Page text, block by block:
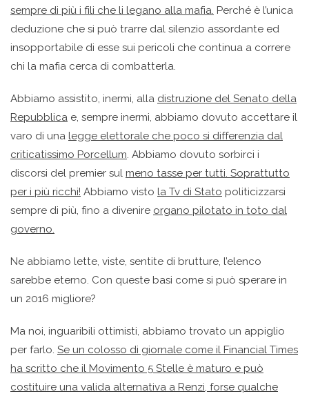
sempre di più i fili che li legano alla mafia. Perché è l’unica
deduzione che si può trarre dal silenzio assordante ed
insopportabile di esse sui pericoli che continua a correre
chi la mafia cerca di combatterla.
Abbiamo assistito, inermi, alla distruzione del Senato della
Repubblica e, sempre inermi, abbiamo dovuto accettare il
varo di una legge elettorale che poco si differenzia dal
criticatissimo Porcellum. Abbiamo dovuto sorbirci i
discorsi del premier sul meno tasse per tutti. Soprattutto
per i più ricchi! Abbiamo visto la Tv di Stato politicizzarsi
sempre di più, fino a divenire organo pilotato in toto dal
governo.
Ne abbiamo lette, viste, sentite di brutture, l’elenco
sarebbe eterno. Con queste basi come si può sperare in
un 2016 migliore?
Ma noi, inguaribili ottimisti, abbiamo trovato un appiglio
per farlo. Se un colosso di giornale come il Financial Times
ha scritto che il Movimento 5 Stelle è maturo e può
costituire una valida alternativa a Renzi, forse qualche